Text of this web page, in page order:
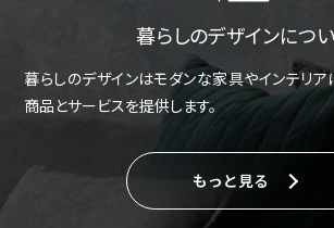
暮らしのデザインにつ
暮らしのデザインはモダンな家具やインテリ
商品とサービスを提供します。
もっと見る